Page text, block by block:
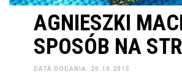
AGNIESZKI
SPOSÓB NA
DATA DODANIA: 20.10.2015